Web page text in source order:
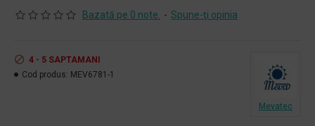
Bazată pe 0 note. - Spune-ţi opinia
4 - 5 SAPTAMANI
Cod produs: MEV6781-1
Mevatec